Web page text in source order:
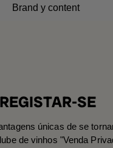
Brand y content
REGISTAR-SE
únicas de se
de vinhos "Venda